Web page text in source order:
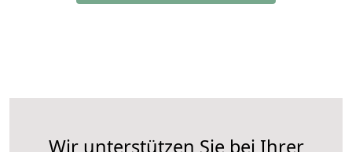
Wir unterstützen Sie bei Ihrer